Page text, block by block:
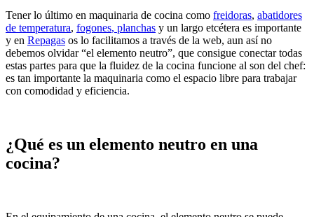
Tener lo último en maquinaria de cocina como freidoras, abatidores
de temperatura, fogones, planchas y un largo etcétera es importante
y en Repagas os lo facilitamos a través de la web, aun así no
debemos olvidar “el elemento neutro”, que consigue conectar todas
estas partes para que la fluidez de la cocina funcione al son del chef:
es tan importante la maquinaria como el espacio libre para trabajar
con comodidad y eficiencia.
¿Qué es un elemento neutro en una
cocina?